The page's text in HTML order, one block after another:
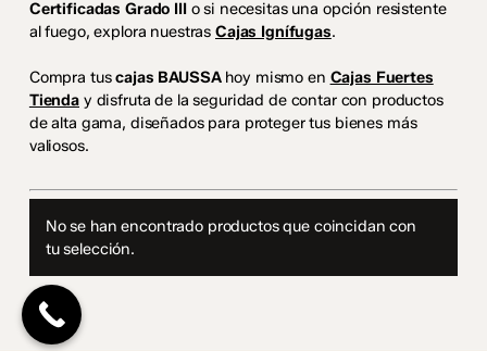
No hay productos en el carrito.
Certificadas Grado IIIo si necesitas una opción resistente
al fuego, explora nuestras Cajas Ignífugas.
Compra tuscajas BAUSSAhoy mismo en Cajas Fuertes
Tienda y disfruta de la seguridad de contar con productos
de alta gama, diseñados para proteger tus bienes más
valiosos.
No se han encontrado productos que coincidan con
tu selección.